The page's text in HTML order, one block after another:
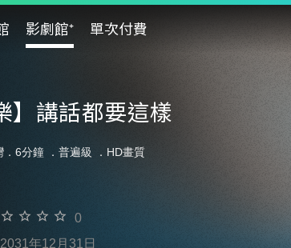
影劇館⁺ 單次付費
】講話都要這樣
6分鐘 ． 普遍級 ．HD畫質
0
年12月31日